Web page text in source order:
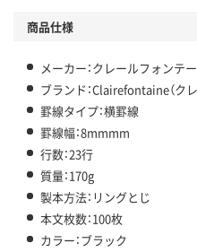
商品仕様
メーカー：クレールフォンテ
ブランド：Clairefontaine（ク
罫線タイプ：横罫線
罫線幅：8mmmm
行数：23行
質量：170g
製本方法：リングとじ
本文枚数：100枚
カラー：ブラック